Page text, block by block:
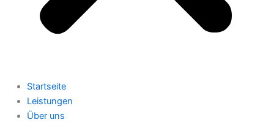
Startseite
Leistungen
Über uns